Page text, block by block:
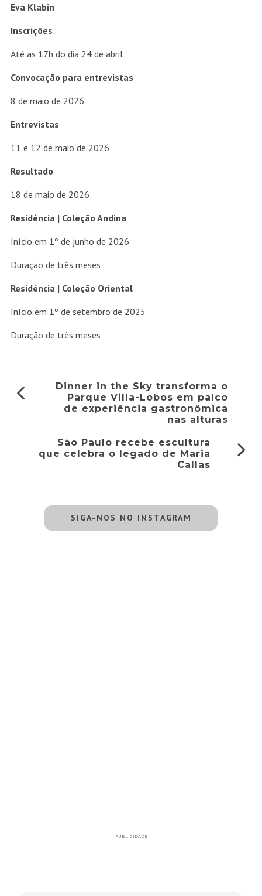
Eva Klabin
Inscrições
Até as 17h do dia 24 de abril
Convocação para entrevistas
8 de maio de 2026
Entrevistas
11 e 12 de maio de 2026
Resultado
18 de maio de 2026
Residência | Coleção Andina
Início em 1º de junho de 2026
Duração de três meses
Residência | Coleção Oriental
Início em 1º de setembro de 2025
Duração de três meses
Dinner in the Sky transforma o
Parque Villa-Lobos em palco
de experiência gastronômica
nas alturas
São Paulo recebe escultura
que celebra o legado de Maria
Callas
SIGA-NOS NO INSTAGRAM
PUBLICIDADE